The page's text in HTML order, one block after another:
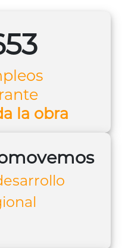
la obra